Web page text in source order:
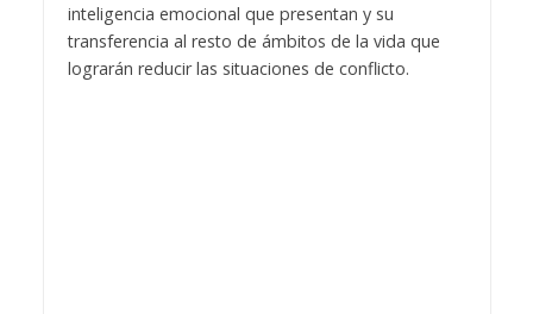
inteligencia emocional que presentan y su
transferencia al resto de ámbitos de la vida que
lograrán reducir las situaciones de conflicto.